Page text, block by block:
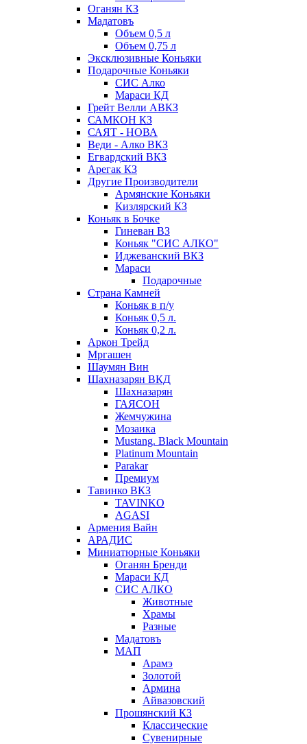
Оганян КЗ
Мадатовъ
Объем 0,5 л
Объем 0,75 л
Эксклюзивные Коньяки
Подарочные Коньяки
СИС Алко
Мараси КД
Грейт Велли АВКЗ
САМКОН КЗ
САЯТ - НОВА
Веди - Алко ВКЗ
Егвардский ВКЗ
Арегак КЗ
Другие Производители
Армянские Коньяки
Кизлярский КЗ
Коньяк в Бочке
Гиневан ВЗ
Коньяк "СИС АЛКО"
Иджеванский ВКЗ
Мараси
Подарочные
Страна Камней
Коньяк в п/у
Коньяк 0,5 л.
Коньяк 0,2 л.
Аркон Трейд
Мргашен
Шаумян Вин
Шахназарян ВКД
Шахназарян
ГАЯСОН
Жемчужина
Мозаика
Mustang. Black Mountain
Platinum Mountain
Parakar
Премиум
Тавинко ВКЗ
TAVINKO
AGASI
Армения Вайн
АРАДИС
Миниатюрные Коньяки
Оганян Бренди
Мараси КД
СИС АЛКО
Животные
Храмы
Разные
Мадатовъ
МАП
Арамэ
Золотой
Армина
Айвазовский
Прошянский КЗ
Классические
Сувенирные